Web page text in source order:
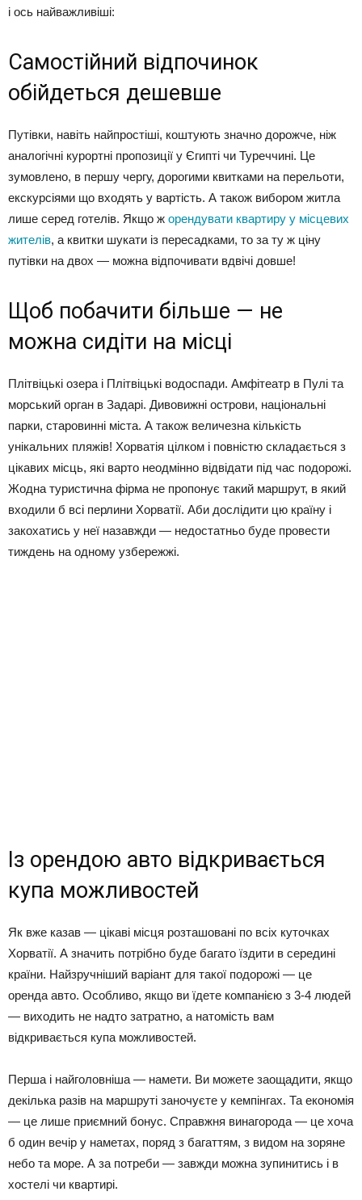
і ось найважливіші:
Самостійний відпочинок
обійдеться дешевше
Путівки, навіть найпростіші, коштують значно дорожче, ніж
аналогічні курортні пропозиції у Єгипті чи Туреччині. Це
зумовлено, в першу чергу, дорогими квитками на перельоти,
екскурсіями що входять у вартість. А також вибором житла
лише серед готелів. Якщо ж орендувати квартиру у місцевих
жителів, а квитки шукати із пересадками, то за ту ж ціну
путівки на двох — можна відпочивати вдвічі довше!
Щоб побачити більше — не
можна сидіти на місці
Плітвіцькі озера і Плітвіцькі водоспади. Амфітеатр в Пулі та
морський орган в Задарі. Дивовижні острови, національні
парки, старовинні міста. А також величезна кількість
унікальних пляжів! Хорватія цілком і повністю складається з
цікавих місць, які варто неодмінно відвідати під час подорожі.
Жодна туристична фірма не пропонує такий маршрут, в який
входили б всі перлини Хорватії. Аби дослідити цю країну і
закохатись у неї назавжди — недостатньо буде провести
тиждень на одному узбережжі.
Із орендою авто відкривається
купа можливостей
Як вже казав — цікаві місця розташовані по всіх куточках
Хорватії. А значить потрібно буде багато їздити в середині
країни. Найзручніший варіант для такої подорожі — це
оренда авто. Особливо, якщо ви їдете компанією з 3-4 людей
— виходить не надто затратно, а натомість вам
відкривається купа можливостей.
Перша і найголовніша — намети. Ви можете заощадити, якщо
декілька разів на маршруті заночуєте у кемпінгах. Та економія
— це лише приємний бонус. Справжня винагорода — це хоча
б один вечір у наметах, поряд з багаттям, з видом на зоряне
небо та море. А за потреби — завжди можна зупинитись і в
хостелі чи квартирі.